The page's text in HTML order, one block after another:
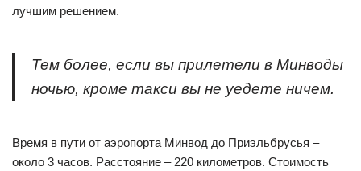
лучшим решением.
Тем более, если вы прилетели в Минводы
ночью, кроме такси вы не уедете ничем.
Время в пути от аэропорта Минвод до Приэльбрусья –
около 3 часов. Расстояние – 220 километров. Стоимость